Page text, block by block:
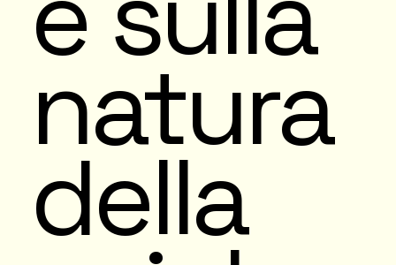
natura
della